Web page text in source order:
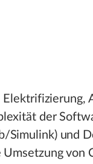
der
und
von